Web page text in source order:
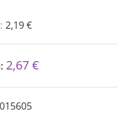
2,19 €
2,67 €